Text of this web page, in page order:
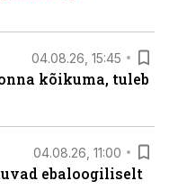
04.08.26, 15:45
kõikuma, tuleb
04.08.26, 11:00
ebaloogiliselt